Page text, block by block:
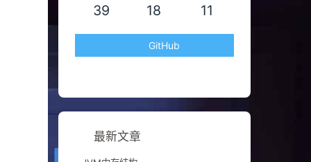
39 18 11
GitHub
最新文章